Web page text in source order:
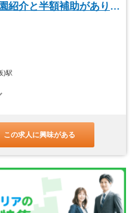
紹介と半額補助がありま
)駅
この求人に興味がある